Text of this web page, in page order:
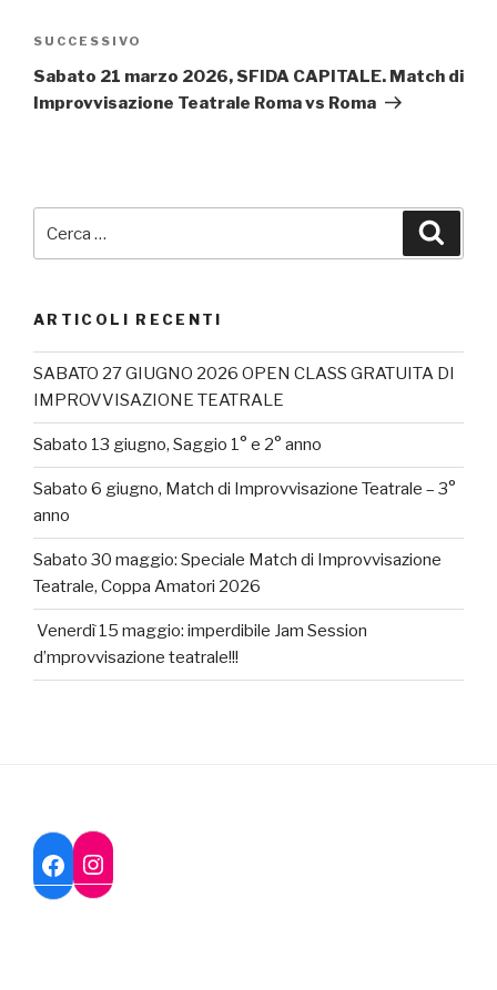
Articolo
successivo
SUCCESSIVO
Sabato 21 marzo 2026, SFIDA CAPITALE. Match di
Improvvisazione Teatrale Roma vs Roma
ARTICOLI RECENTI
SABATO 27 GIUGNO 2026 OPEN CLASS GRATUITA DI
IMPROVVISAZIONE TEATRALE
Sabato 13 giugno, Saggio 1° e 2° anno
Sabato 6 giugno, Match di Improvvisazione Teatrale – 3°
anno
Sabato 30 maggio: Speciale Match di Improvvisazione
Teatrale, Coppa Amatori 2026
Venerdì 15 maggio: imperdibile Jam Session
d’mprovvisazione teatrale!!!
Facebook
Instagram